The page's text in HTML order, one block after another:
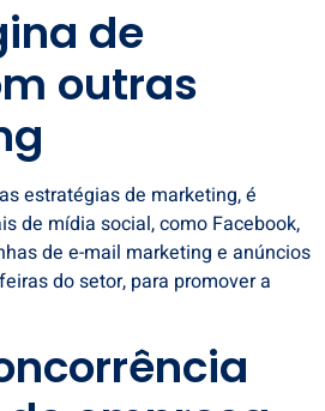
de
outras
estratégias de marketing, é
de mídia social, como Facebook,
de e-mail marketing e anúncios
do setor, para promover a